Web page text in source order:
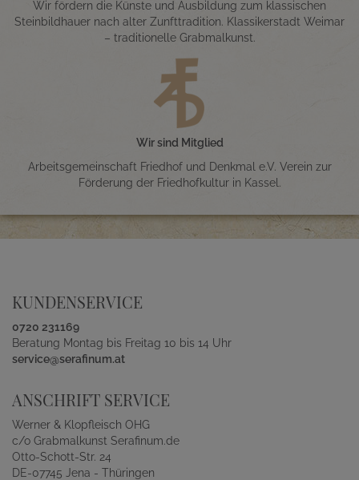
Wir fördern die Künste und Ausbildung zum klassischen
Steinbildhauer nach alter Zunfttradition. Klassikerstadt Weimar
– traditionelle Grabmalkunst.
Wir sind Mitglied
Arbeitsgemeinschaft Friedhof und Denkmal e.V. Verein zur
Förderung der Friedhofkultur in Kassel.
KUNDENSERVICE
0720 231169
Beratung Montag bis Freitag 10 bis 14 Uhr
service@serafinum.at
ANSCHRIFT SERVICE
Werner & Klopfleisch OHG
c/o Grabmalkunst Serafinum.de
Otto-Schott-Str. 24
DE-07745 Jena - Thüringen